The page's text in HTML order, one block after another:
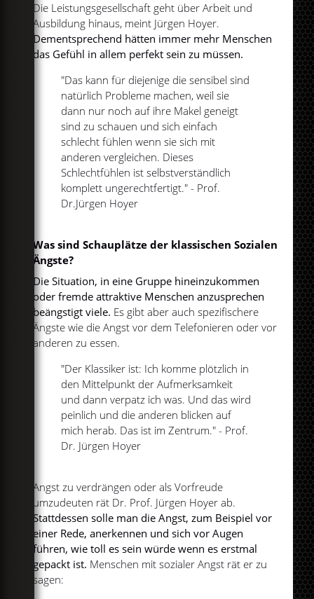
Die Leistungsgesellschaft geht über Arbeit und
Ausbildung hinaus, meint Jürgen Hoyer.
Dementsprechend hätten immer mehr Menschen
das Gefühl in allem perfekt sein zu müssen.
"Das kann für diejenige die sensibel sind
natürlich Probleme machen, weil sie
dann nur noch auf ihre Makel geneigt
sind zu schauen und sich einfach
schlecht fühlen wenn sie sich mit
anderen vergleichen. Dieses
Schlechtfühlen ist selbstverständlich
komplett ungerechtfertigt." - Prof.
Dr.Jürgen Hoyer
Was sind Schauplätze der klassischen Sozialen
Ängste?
Die Situation, in eine Gruppe hineinzukommen
oder fremde attraktive Menschen anzusprechen
beängstigt viele. Es gibt aber auch spezifischere
Ängste wie die Angst vor dem Telefonieren oder vor
anderen zu essen.
"Der Klassiker ist: Ich komme plötzlich in
den Mittelpunkt der Aufmerksamkeit
und dann verpatz ich was. Und das wird
peinlich und die anderen blicken auf
mich herab. Das ist im Zentrum." - Prof.
Dr. Jürgen Hoyer
Angst zu verdrängen oder als Vorfreude
umzudeuten rät Dr. Prof. Jürgen Hoyer ab.
Stattdessen solle man die Angst, zum Beispiel vor
einer Rede, anerkennen und sich vor Augen
führen, wie toll es sein würde wenn es erstmal
gepackt ist. Menschen mit sozialer Angst rät er zu
sagen: